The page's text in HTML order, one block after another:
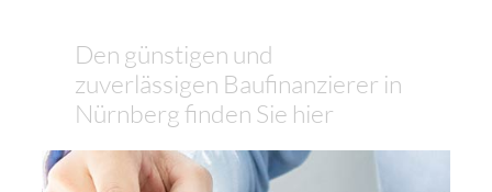
Den günstigen und
zuverlässigen Baufinanzierer in
Nürnberg finden Sie hier